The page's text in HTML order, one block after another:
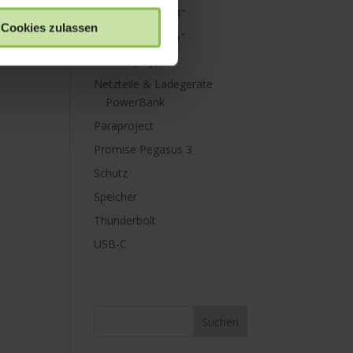
Cookies zulassen
MacBook Pro 14"
MacBook Pro 16"
Mini Displayport
Netzteile & Ladegeräte
PowerBank
Paraproject
Promise Pegasus 3
Schutz
Speicher
Thunderbolt
USB-C